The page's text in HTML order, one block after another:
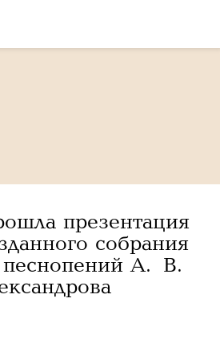
презентация
собрания
А. В.